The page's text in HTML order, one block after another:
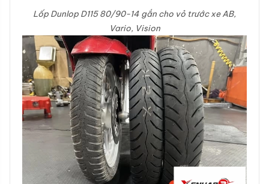
Lốp Dunlop D11580/90-14 gắn cho vỏ trước xe AB,
Vario, Vision